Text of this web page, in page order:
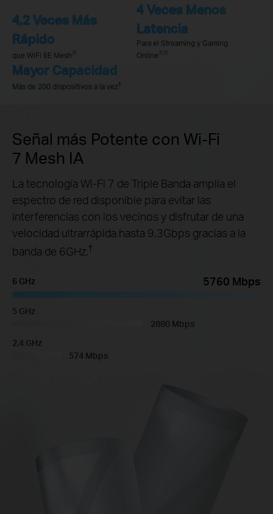
4,2 Veces Más
Rápido
que WiFi 6E Mesh ※
4 Veces Menos
Latencia
Para el Streaming y Gaming
Online ※ ※
Mayor Capacidad
Más de 200 dispositivos a la vez†
Señal más Potente con Wi-Fi
7 Mesh IA
La tecnología Wi-Fi 7 de Triple Banda amplía el
espectro de red disponible para evitar las
interferencias con los vecinos y disfrutar de una
velocidad ultrarrápida hasta 9,3Gbps gracias a la
banda de 6GHz.†
6 GHz 5760 Mbps
5 GHz
2880 Mbps
2,4 GHz
574 Mbps